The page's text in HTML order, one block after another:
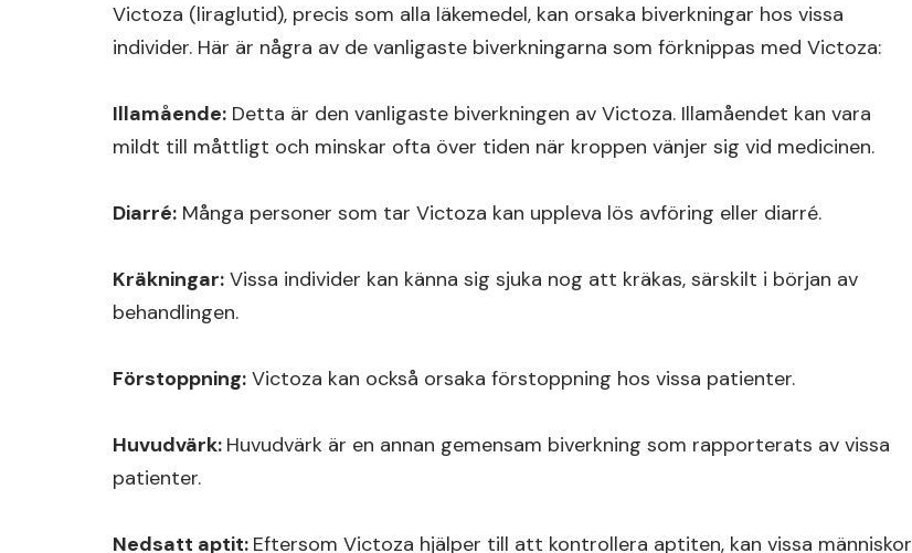
Victoza (liraglutid), precis som alla läkemedel, kan orsaka biverkningar hos vissa
individer. Här är några av de vanligaste biverkningarna som förknippas med Victoza:
Illamående: Detta är den vanligaste biverkningen av Victoza. Illamåendet kan vara
mildt till måttligt och minskar ofta över tiden när kroppen vänjer sig vid medicinen.
Diarré: Många personer som tar Victoza kan uppleva lös avföring eller diarré.
Kräkningar: Vissa individer kan känna sig sjuka nog att kräkas, särskilt i början av
behandlingen.
Förstoppning: Victoza kan också orsaka förstoppning hos vissa patienter.
Huvudvärk: Huvudvärk är en annan gemensam biverkning som rapporterats av vissa
patienter.
Nedsatt aptit: Eftersom Victoza hjälper till att kontrollera aptiten, kan vissa människor